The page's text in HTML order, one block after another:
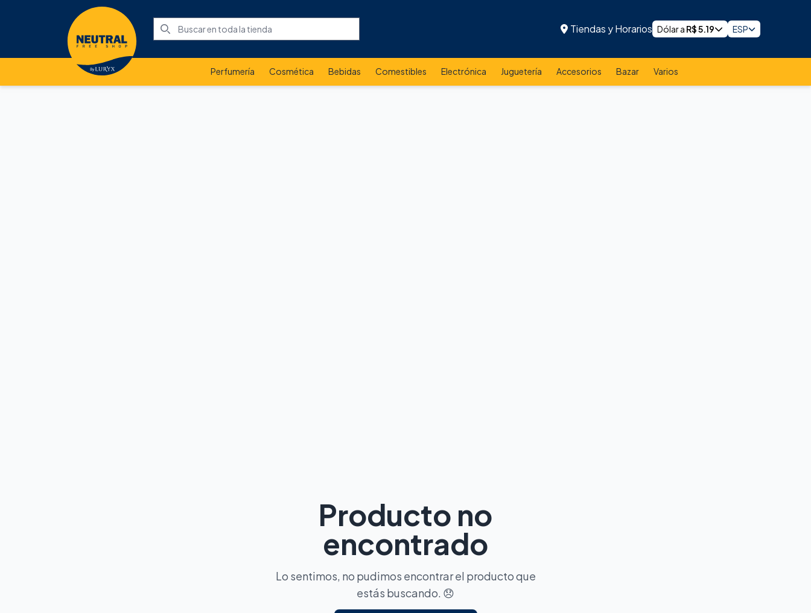
Tiendas y Horarios Dólar a R$5.19 ESP
Perfumería Cosmética Bebidas Comestibles Electrónica Juguetería Accesorios Bazar Varios
Producto no
encontrado
Lo sentimos, no pudimos encontrar el producto que
estás buscando. 😞